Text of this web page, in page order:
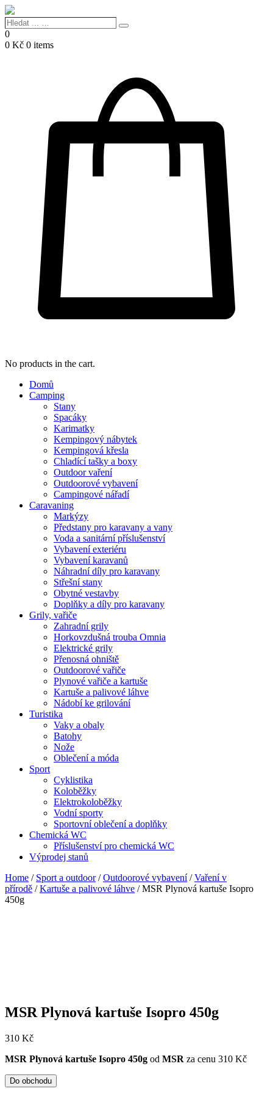
Hledat
...
…
Search
0
0 Kč 0 items
No products in the cart.
Domů
Camping
Stany
Spacáky
Karimatky
Kempingový nábytek
Kempingová křesla
Chladící tašky a boxy
Outdoor vaření
Outdoorové vybavení
Campingové nářadí
Caravaning
Markýzy
Předstany pro karavany a vany
Voda a sanitární příslušenství
Vybavení exteriéru
Vybavení karavanů
Náhradní díly pro karavany
Střešní stany
Obytné vestavby
Doplňky a díly pro karavany
Grily, vařiče
Zahradní grily
Horkovzdušná trouba Omnia
Elektrické grily
Přenosná ohniště
Outdoorové vařiče
Plynové vařiče a kartuše
Kartuše a palivové láhve
Nádobí ke grilování
Turistika
Vaky a obaly
Batohy
Nože
Oblečení a móda
Sport
Cyklistika
Koloběžky
Elektrokoloběžky
Vodní sporty
Sportovní oblečení a doplňky
Chemická WC
Příslušenství pro chemická WC
Výprodej stanů
Home / Sport a outdoor/Outdoorové vybavení/Vaření v
přírodě /Kartuše a palivové láhve / MSR Plynová kartuše Isopro
450g
MSR Plynová kartuše Isopro 450g
310 Kč
MSR Plynová kartuše Isopro 450g od MSR za cenu 310 Kč
Do obchodu